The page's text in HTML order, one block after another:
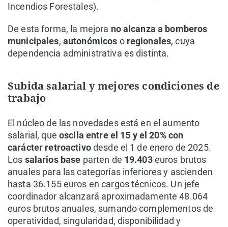
Incendios Forestales).
De esta forma, la mejora no alcanza a bomberos
municipales, autonómicos o regionales, cuya
dependencia administrativa es distinta.
Subida salarial y mejores condiciones de
trabajo
El núcleo de las novedades está en el aumento
salarial, que oscila entre el 15 y el 20% con
carácter retroactivodesde el 1 de enero de 2025.
Los salarios base parten de 19.403euros brutos
anuales para las categorías inferiores y ascienden
hasta 36.155 euros en cargos técnicos. Un jefe
coordinador alcanzará aproximadamente 48.064
euros brutos anuales, sumando complementos de
operatividad, singularidad, disponibilidad y